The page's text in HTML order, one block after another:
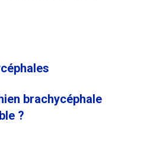
brachycéphale
?